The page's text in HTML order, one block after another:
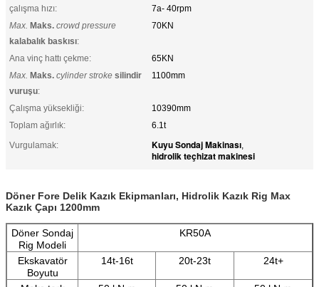
çalışma hızı:
7a- 40rpm
Max. Maks. crowd pressure
kalabalık baskısı:
70KN
Ana vinç hattı çekme:
65KN
Max. Maks. cylinder stroke silindir
vuruşu:
1100mm
Çalışma yüksekliği:
10390mm
Toplam ağırlık:
6.1t
Vurgulamak:
Kuyu Sondaj Makinası,
hidrolik teçhizat makinesi
Döner Fore Delik Kazık Ekipmanları, Hidrolik Kazık Rig Max
Kazık Çapı 1200mm
Döner Sondaj
Rig Modeli
KR50A
Ekskavatör
Boyutu
14t-16t 20t-23t 24t+